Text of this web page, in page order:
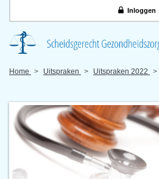
Inloggen
Home Uitspraken Uitspraken 2022